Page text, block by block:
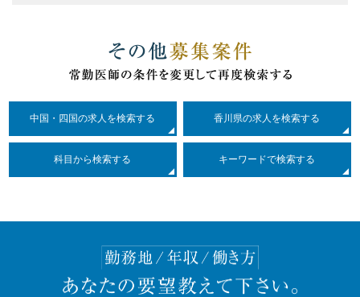
中国・四国の求人を検索する 香川県の求人を検索する
科目 から検索する キーワードで検索する